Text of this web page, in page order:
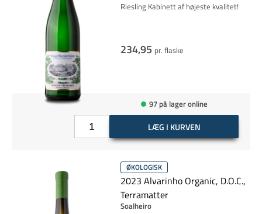
Riesling Kabinett af højeste kvalitet!
234,95 pr. flaske
97 på lager online
LÆG I KURVEN
ØKOLOGISK
2023 Alvarinho Organic, D.O.C.,
Terramatter
Soalheiro